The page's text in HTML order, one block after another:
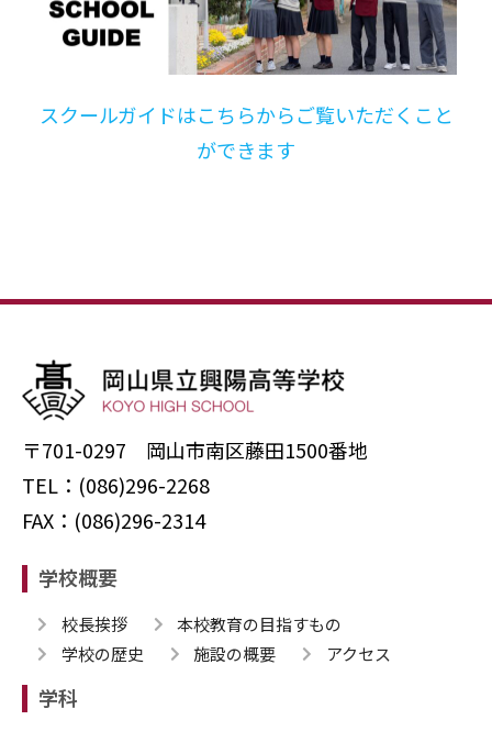
スクールガイドはこちらからご覧いただくこと
ができます
〒701-0297 岡山市南区藤田1500番地
TEL：(086)296-2268
FAX：(086)296-2314
学校概要
校長挨拶
本校教育の目指すもの
学校の歴史
施設の概要 アクセス
学科